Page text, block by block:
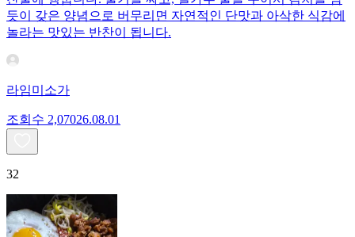
듯이 갖은 양념으로 버무리면 자연적인 단맛과 아삭한 식감에
놀라는 맛있는 반찬이 됩니다.
라임미소가
조회수 2,07026.08.01
32